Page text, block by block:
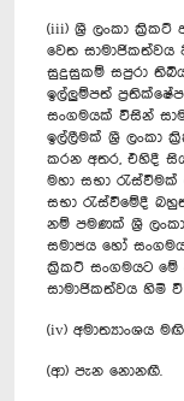
(iii) ශ්‍රී ලංකා
වෙත
සුදුසුකම් සපුරා
ඉල්ලුම්පත්
සංගමයක් විසින්
ඉල්ලීමක් ශ්‍රී ලංකා
කරන අතර, එහිදී
මහා සභා
සභා රැස්වීමේදී
නම් පමණක් ශ්‍රී
සමාජය හෝ
ක්‍රිකට් සංගමයට
සාමාජිකත්වය හිමි
(iv) අමාත්‍යාංශය
(ආ) පැන නොනඟී.